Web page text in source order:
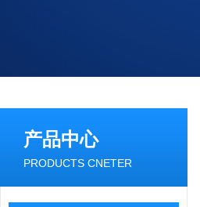
产品中心
PRODUCTS CNETER